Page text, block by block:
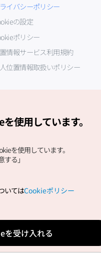
イバシーポリシー
の設定
ポリシー
情報サービス利用規約
位置情報取扱いポリシー
All Rights
使用しています。
を使用しています。
る」
いてはCookieポリシー
を受け入れる